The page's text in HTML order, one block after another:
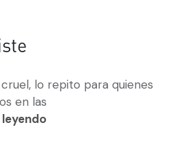
lo repito para quienes
en las
leyendo